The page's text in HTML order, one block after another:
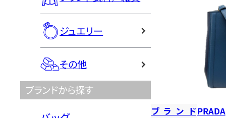
ジュエリー
その他
ブランドから探す
ブランドPRADA